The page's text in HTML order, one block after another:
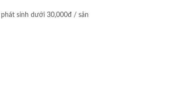
sinh dưới 30,000đ / sản